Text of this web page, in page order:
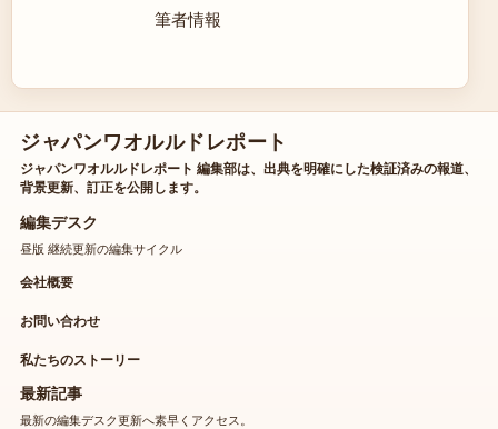
筆者情報
ジャパンワオルルドレポート
ジャパンワオルルドレポート 編集部は、出典を明確にした検証済みの報道、
背景更新、訂正を公開します。
編集デスク
昼版 継続更新の編集サイクル
会社概要
お問い合わせ
私たちのストーリー
最新記事
最新の編集デスク更新へ素早くアクセス。